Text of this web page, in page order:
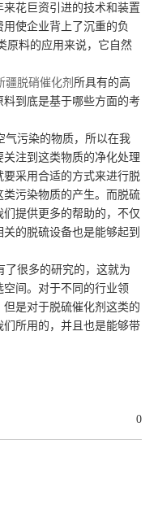
花巨资引进的技术和装置
使企业背上了沉重的负
原料的应用来说，它自然
疆脱硝催化剂 所具有的高
到底是基于哪些方面的考
污染的物质，所以在我
注到这类物质的净化处理
采用合适的方式来进行脱
污染物质的产生。而脱硫
提供更多的帮助的，不仅
的脱硫设备也是能够起到
很多的研究的，这就为
间。对于不同的行业领
是对于脱硫催化剂这类的
所用的，并且也是能够带
0